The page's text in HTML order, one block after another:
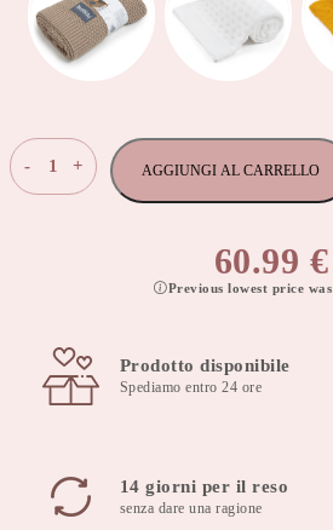
-
Copia
lavendlove
viola
bambù
+ AGGIUNGI AL CARRELLO
60.99 €
Previous lowest price was
Prodotto disponibile
Spediamo entro 24 ore
14 giorni per il reso
senza dare una ragione